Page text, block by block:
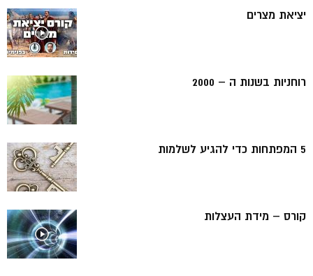
יציאת מצרים
רוחניות בשנות ה – 2000
5 המפתחות כדי להגיע לשלמות
קורס – מידת העצלות